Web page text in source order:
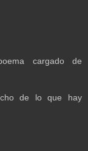
cargado de
de lo que hay